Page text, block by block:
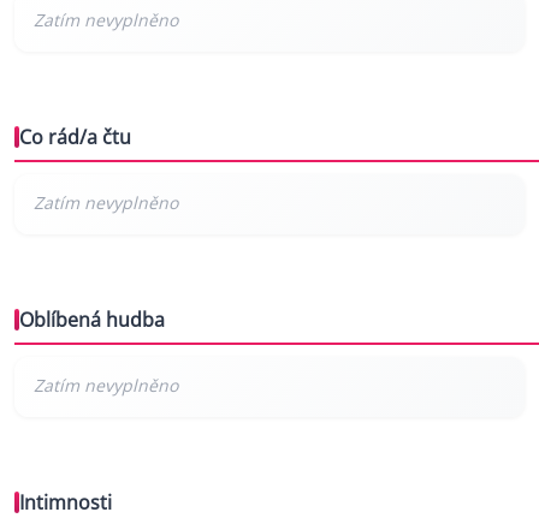
Co rád/a čtu
Oblíbená hudba
Intimnosti